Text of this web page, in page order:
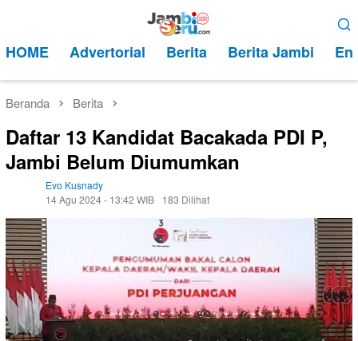
kontenMobile
HOME Advertorial Berita Berita Jambi
Beranda Berita
Daftar 13 Kandidat Bacakada PDI P,
Jambi Belum Diumumkan
Evo Kusnady
14 Agu 2024 - 13:42 WIB
183 Dilihat